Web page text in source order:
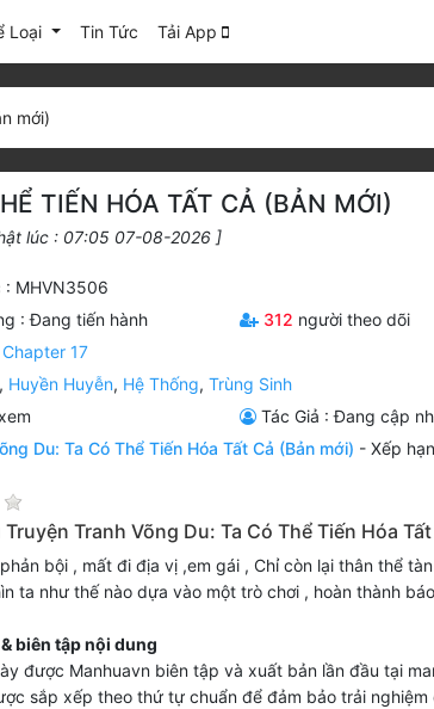
Loại Tin Tức Tải App
mới)
TIẾN HÓA TẤT CẢ (BẢN MỚI)
lúc : 07:05 07-08-2026 ]
MHVN3506
:Đang tiến hành 312 người theo dõi
Chapter 17
, Huyền Huyễn, Hệ Thống, Trùng Sinh
Tác Giả : Đang cập
Du: Ta Có Thể Tiến Hóa Tất Cả (Bản mới) - Xếp
Tranh Võng Du: Ta Có Thể Tiến Hóa
bội , mất đi địa vị ,em gái , Chỉ còn lại thân thể
ta như thế nào dựa vào một trò chơi , hoàn thành
biên tập nội dung
được Manhuavn biên tập và xuất bản lần đầu tại
sắp xếp theo thứ tự chuẩn để đảm bảo trải nghiệm